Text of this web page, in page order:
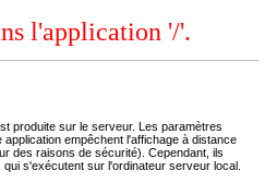
l'application '/'.
produite sur le serveur. Les paramètres
empêchent l'affichage à distance
des raisons de sécurité). Cependant, ils
s'exécutent sur l'ordinateur serveur local.